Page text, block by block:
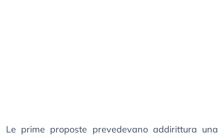
Le prime proposte prevedevano addirittura una